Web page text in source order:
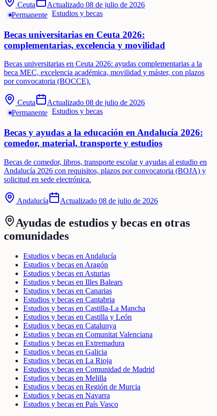
Ceuta Actualizado 08 de julio de 2026
Permanente Estudios y becas
Becas universitarias en Ceuta 2026:
complementarias, excelencia y movilidad
Becas universitarias en Ceuta 2026: ayudas complementarias a la
beca MEC, excelencia académica, movilidad y máster, con plazos
por convocatoria (BOCCE).
Ceuta Actualizado 08 de julio de 2026
Permanente Estudios y becas
Becas y ayudas a la educación en Andalucía 2026:
comedor, material, transporte y estudios
Becas de comedor, libros, transporte escolar y ayudas al estudio en
Andalucía 2026 con requisitos, plazos por convocatoria (BOJA) y
solicitud en sede electrónica.
Andalucía Actualizado 08 de julio de 2026
Ayudas de estudios y becas en otras
comunidades
Estudios y becas en Andalucía
Estudios y becas en Aragón
Estudios y becas en Asturias
Estudios y becas en Illes Balears
Estudios y becas en Canarias
Estudios y becas en Cantabria
Estudios y becas en Castilla-La Mancha
Estudios y becas en Castilla y León
Estudios y becas en Catalunya
Estudios y becas en Comunitat Valenciana
Estudios y becas en Extremadura
Estudios y becas en Galicia
Estudios y becas en La Rioja
Estudios y becas en Comunidad de Madrid
Estudios y becas en Melilla
Estudios y becas en Región de Murcia
Estudios y becas en Navarra
Estudios y becas en País Vasco